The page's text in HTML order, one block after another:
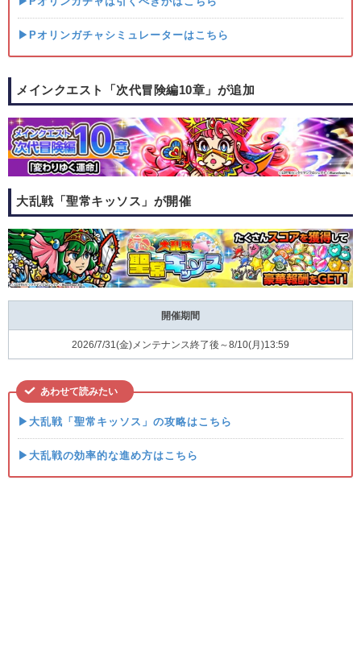
▶Pオリンガチャシミュレーターはこちら
メインクエスト「次代冒険編10章」が追加
大乱戦「聖常キッソス」が開催
開催期間
2026/7/31(金)メンテナンス終了後～8/10(月)13:59
あわせて読みたい
▶大乱戦「聖常キッソス」の攻略はこちら
▶大乱戦の効率的な進め方はこちら